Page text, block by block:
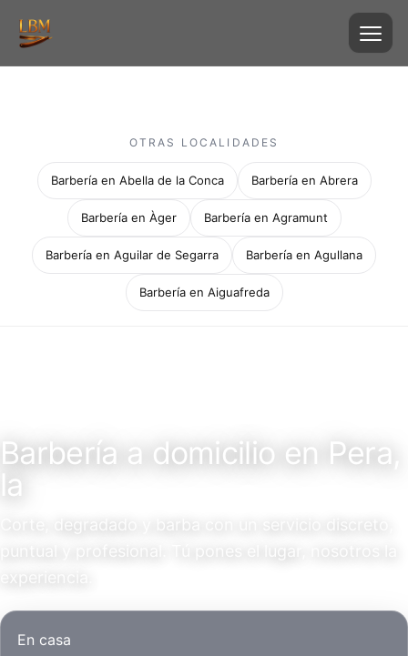
OTRAS LOCALIDADES
Barbería en Abella de la Conca Barbería en Abrera
Barbería en Àger Barbería en Agramunt
Barbería en Aguilar de Segarra Barbería en Agullana
Barbería en Aiguafreda
Barbería a domicilio en Pera,
la
Corte, degradado y barba con un servicio discreto,
puntual y profesional. Tú pones el lugar, nosotros la
En casa